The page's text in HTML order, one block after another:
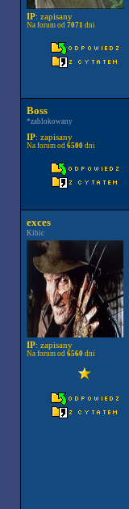
IP: zapisany
Na forum od 7071 dni
Boss
*zablokowany
IP: zapisany
Na forum od 6500dni
exces
Kibic
IP: zapisany
Na forum od 6560dni